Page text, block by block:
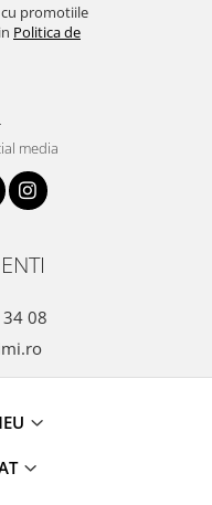
promotiile
Politica de
media
08